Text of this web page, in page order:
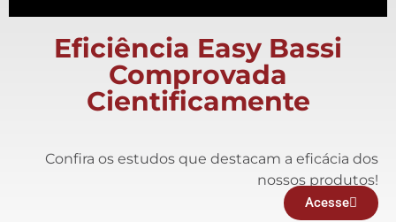
Eficiência Easy Bassi
Comprovada
Cientificamente
Confira os estudos que destacam a eficácia dos
nossos produtos!
Acesse